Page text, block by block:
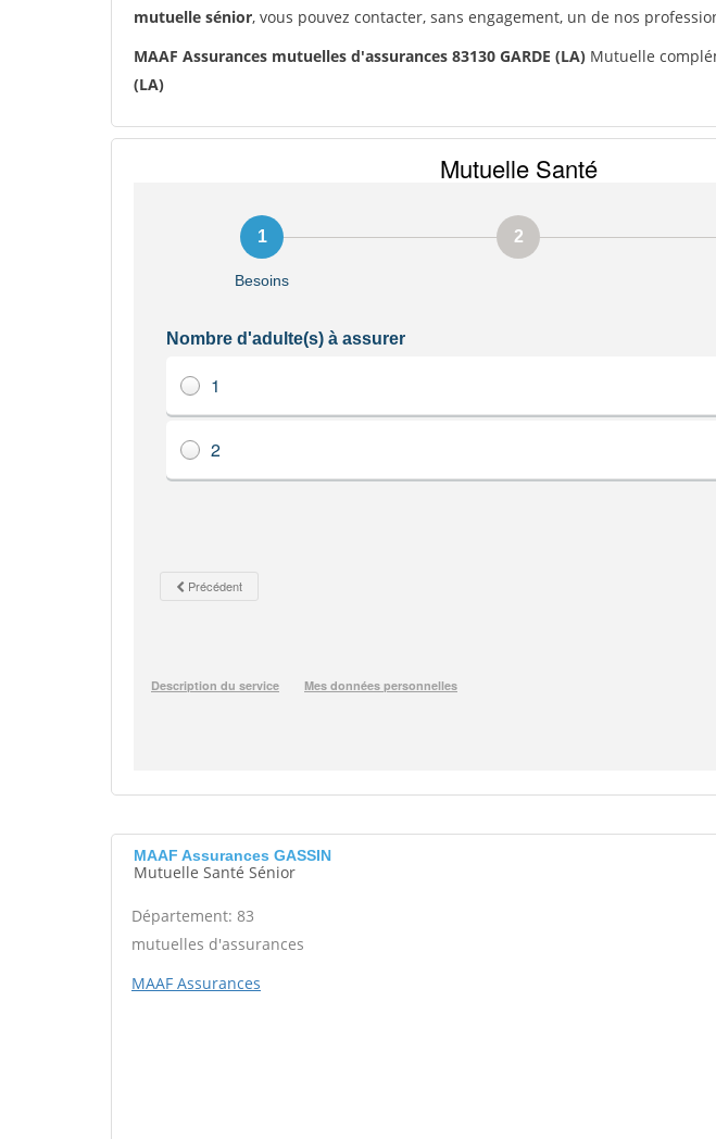
mutuelle sénior, vous pouvez contacter, sans engagement, un de nos
MAAF Assurances mutuelles d'assurances 83130 GARDE (LA) Mutuelle
(LA)
MAAF Assurances GASSIN
Mutuelle Santé Sénior
Département: 83
mutuelles d'assurances
MAAF Assurances